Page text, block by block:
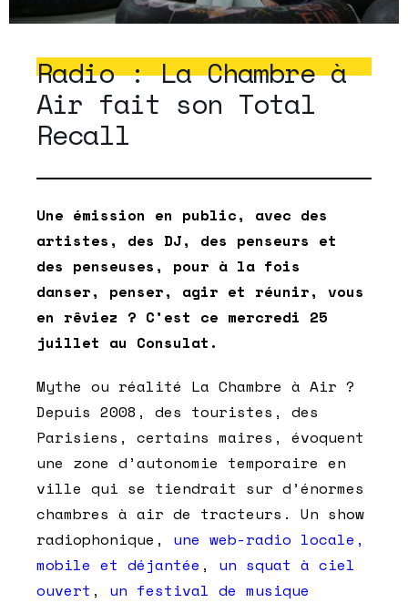
Radio : La Chambre à
Air fait son Total
Recall
Une émission en public, avec des
artistes, des DJ, des penseurs et
des penseuses, pour à la fois
danser, penser, agir et réunir, vous
en rêviez ? C’est ce mercredi 25
juillet au Consulat.
Mythe ou réalité La Chambre à Air ?
Depuis 2008, des touristes, des
Parisiens, certains maires, évoquent
une zone d’autonomie temporaire en
ville qui se tiendrait sur d’énormes
chambres à air de tracteurs. Un show
radiophonique, une web-radio locale,
mobile et déjantée , un squat à ciel
ouvert , un festival de musique